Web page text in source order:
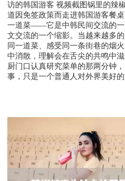
访的韩国游客 视频截图锅里的辣
道因免签政策而走进韩国游客餐
一道菜——它是中韩民间交流的一
文交流的一个缩影。当越来越多
同一道菜、感受同一条街巷的烟
中消散，理解会在舌尖的共鸣中
厨门口认真研究菜单的那两分钟
事，只是一个普通人对外界美好的